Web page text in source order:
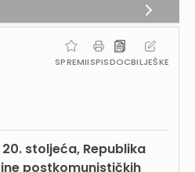
SPREMIISPISDOCBILJEŠKE
stoljeća, Republika
postkomunističkih